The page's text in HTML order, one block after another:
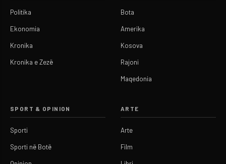
Politika
Ekonomia
Kronika
Kronika e Zezë
Bota
Amerika
Kosova
Rajoni
Maqedonia
SPORT & OPINION
Sporti
Sporti në Botë
ARTE
Arte
Film